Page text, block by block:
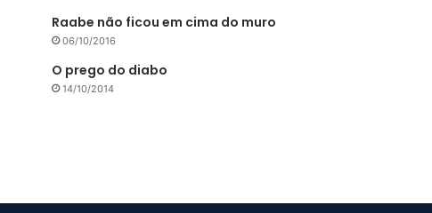
Raabe não ficou em cima do muro
06/10/2016
O prego do diabo
14/10/2014